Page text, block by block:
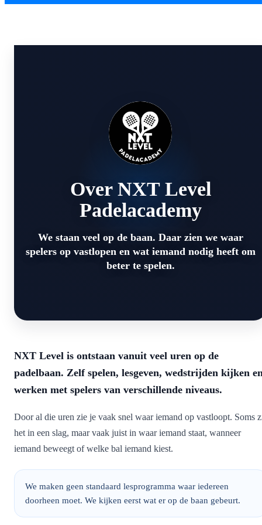
Over NXT Level
Padelacademy
We staan veel op de baan. Daar zien we waar
spelers op vastlopen en wat iemand nodig heeft om
beter te spelen.
NXT Level is ontstaan vanuit veel uren op de
padelbaan. Zelf spelen, lesgeven, wedstrijden kijken
werken met spelers van verschillende niveaus.
Door al die uren zie je vaak snel waar iemand op vastloopt. Soms
het in een slag, maar vaak juist in waar iemand staat, wanneer
iemand beweegt of welke bal iemand kiest.
We maken geen standaard lesprogramma waar iedereen
doorheen moet. We kijken eerst wat er op de baan gebeurt.